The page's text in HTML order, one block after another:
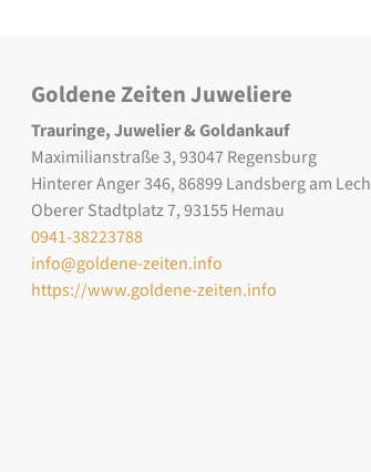
Goldene Zeiten Juweliere
Trauringe, Juwelier & Goldankauf
Maximilianstraße 3, 93047 Regensburg
Hinterer Anger 346, 86899 Landsberg am Lech
Oberer Stadtplatz 7, 93155 Hemau
0941-38223788
info@goldene-zeiten.info
https://www.goldene-zeiten.info